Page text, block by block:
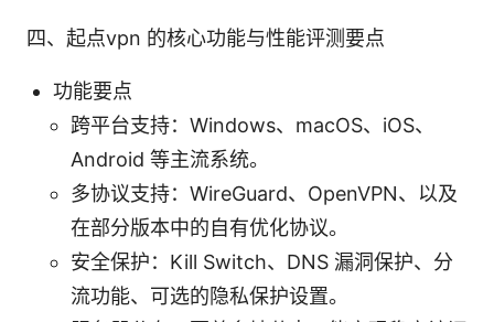
四、起点vpn 的核心功能与性能评测要点
功能要点
跨平台支持：Windows、macOS、iOS、
Android 等主流系统。
多协议支持：WireGuard、OpenVPN、以及
在部分版本中的自有优化协议。
安全保护：Kill Switch、DNS 漏洞保护、分
流功能、可选的隐私保护设置。